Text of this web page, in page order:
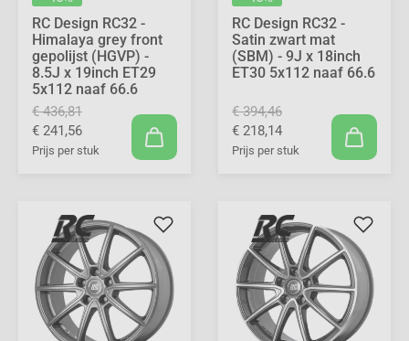
RC Design RC32 -
Himalaya grey front
gepolijst (HGVP) -
8.5J x 19inch ET29
5x112 naaf 66.6
€ 436,81
€ 241,56
Prijs per stuk
RC Design RC32 -
Satin zwart mat
(SBM) - 9J x 18inch
ET30 5x112 naaf 66.6
€ 394,46
€ 218,14
Prijs per stuk